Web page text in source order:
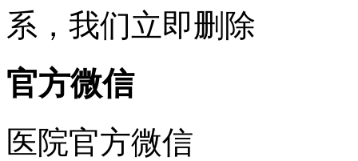
系，我们立即删除
官方微信
医院官方微信